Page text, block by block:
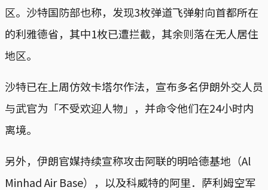
区。沙特国防部也称，发现3枚弹道飞弹射向首都所在
的利雅德省，其中1枚已遭拦截，其余则落在无人居住
地区。
沙特已在上周仿效卡塔尔作法，宣布多名伊朗外交人员
与武官为「不受欢迎人物」，并命令他们在24小时内
离境。
另外，伊朗官媒持续宣称攻击阿联的明哈德基地（Al
Minhad Air Base），以及科威特的阿里．萨利姆空军